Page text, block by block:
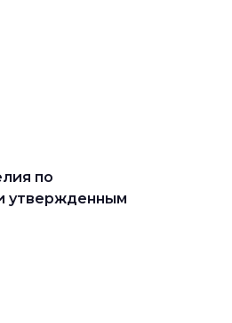
по
утвержденным